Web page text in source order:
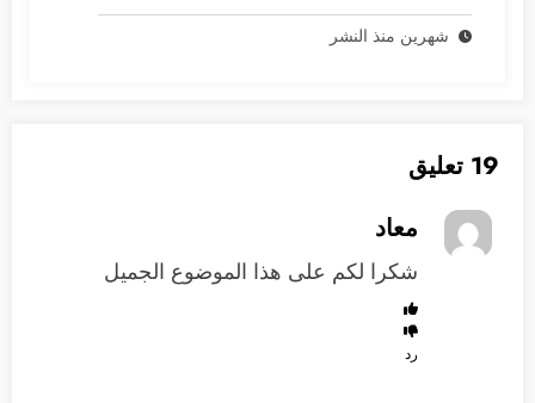
شهرين منذ النشر
19 تعليق
معاد
شكرا لكم على هذا الموضوع الجميل
رد